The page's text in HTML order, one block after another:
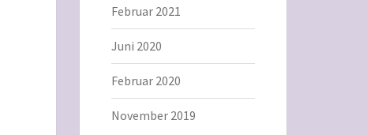
Februar 2021
Juni 2020
Februar 2020
November 2019